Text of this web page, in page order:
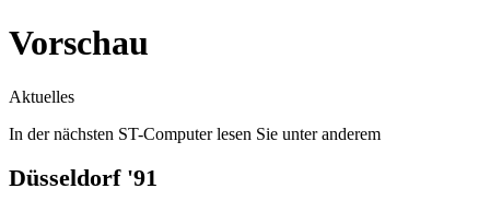
Vorschau
Aktuelles
In der nächsten ST-Computer lesen Sie unter anderem
Düsseldorf '91